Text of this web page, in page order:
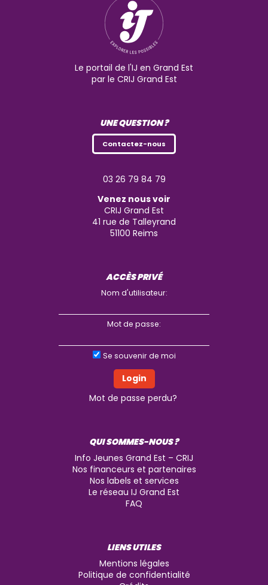
Le portail de l'IJ en Grand Est
par le CRIJ Grand Est
UNE QUESTION ?
Contactez-nous
03 26 79 84 79
Venez nous voir
CRIJ Grand Est
41 rue de Talleyrand
51100 Reims
ACCÈS PRIVÉ
Nom d'utilisateur:
Mot de passe:
Se souvenir de moi
Mot de passe perdu?
QUI SOMMES-NOUS ?
Info Jeunes Grand Est – CRIJ
Nos financeurs et partenaires
Nos labels et services
Le réseau IJ Grand Est
FAQ
LIENS UTILES
Mentions légales
Politique de confidentialité